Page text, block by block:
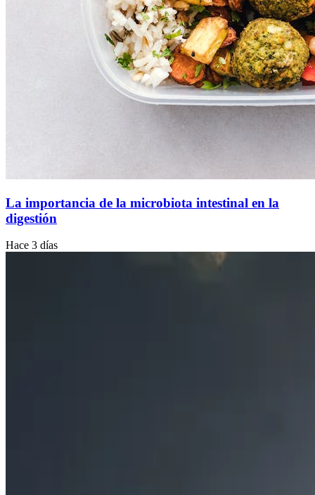
La importancia de la microbiota intestinal en la
digestión
Hace 3 días